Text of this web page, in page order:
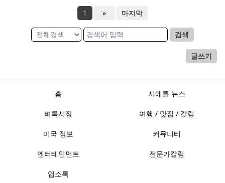
1 » 마지막
검색
글쓰기
홈 시애틀 뉴스
벼룩시장 여행 / 맛집 / 칼럼
미국 정보 커뮤니티
엔터테인먼트 전문가칼럼
업소록